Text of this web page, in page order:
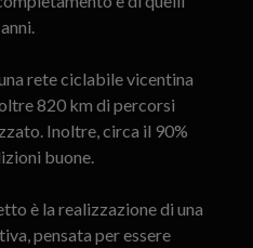
rete ciclabile vicentina
820 km di percorsi
Inoltre, circa il 90%
buone.
è la realizzazione di una
pensata per essere